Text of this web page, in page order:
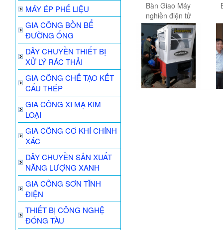
MÁY ÉP PHẾ LIỆU
GIA CÔNG BỒN BỂ
ĐƯỜNG ỐNG
DÂY CHUYỀN THIẾT BỊ
XỬ LÝ RÁC THẢI
GIA CÔNG CHẾ TẠO KẾT
CẤU THÉP
GIA CÔNG XI MẠ KIM
LOẠI
GIA CÔNG CƠ KHÍ CHÍNH
XÁC
DÂY CHUYỀN SẢN XUẤT
NĂNG LƯỢNG XANH
GIA CÔNG SƠN TĨNH
ĐIỆN
THIẾT BỊ CÔNG NGHỆ
ĐÓNG TÀU
Bàn Giao Máy
nghiền điện tử
Công ty Vinsmart